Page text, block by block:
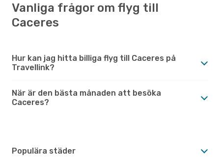
Vanliga frågor om flyg till
Caceres
Hur kan jag hitta billiga flyg till Caceres på
Travellink?
När är den bästa månaden att besöka
Caceres?
Populära städer